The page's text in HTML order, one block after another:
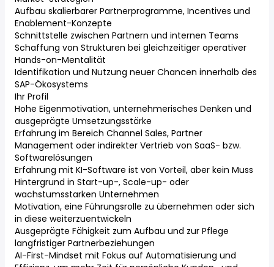
Aufbau skalierbarer Partnerprogramme, Incentives und
Enablement-Konzepte
Schnittstelle zwischen Partnern und internen Teams
Schaffung von Strukturen bei gleichzeitiger operativer
Hands-on-Mentalität
Identifikation und Nutzung neuer Chancen innerhalb des
SAP-Ökosystems
Ihr Profil
Hohe Eigenmotivation, unternehmerisches Denken und
ausgeprägte Umsetzungsstärke
Erfahrung im Bereich Channel Sales, Partner
Management oder indirekter Vertrieb von SaaS- bzw.
Softwarelösungen
Erfahrung mit KI-Software ist von Vorteil, aber kein Muss
Hintergrund in Start-up-, Scale-up- oder
wachstumsstarken Unternehmen
Motivation, eine Führungsrolle zu übernehmen oder sich
in diese weiterzuentwickeln
Ausgeprägte Fähigkeit zum Aufbau und zur Pflege
langfristiger Partnerbeziehungen
AI-First-Mindset mit Fokus auf Automatisierung und